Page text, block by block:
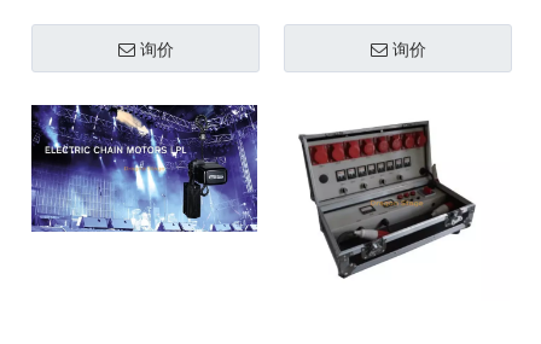
链式脱衣舞娘：1套
链袋：1个
电源电缆：1台
产品质量证书：1 PC
操作手册：1 PC
询价
斤，提升到500千克
LPL500：重23公斤，提升
46公斤，提升到2000千克
可靠且耐用
带有3年保修标准IP65保护
班，该保护款用铝制外壳
询价